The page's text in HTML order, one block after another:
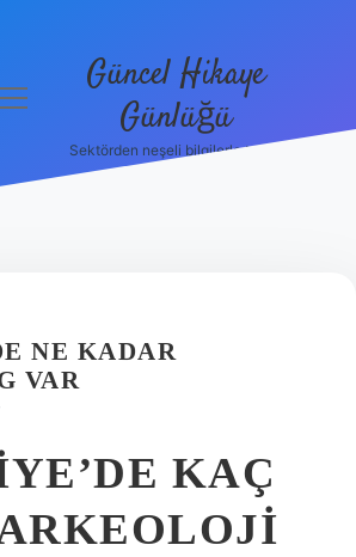
menüyü
Güncel Hikaye
Günlüğü
Sektörden neşeli bilgilerle tanış!
NE KADAR
VAR
KAÇ